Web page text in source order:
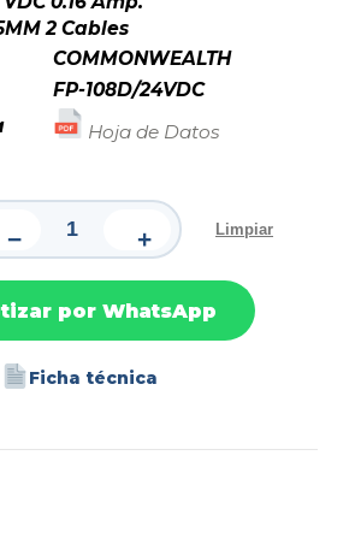
2 Cables
COMMONWEALTH
FP-108D/24VDC
Hoja de Datos
− + Limpiar
por WhatsApp
Ficha técnica